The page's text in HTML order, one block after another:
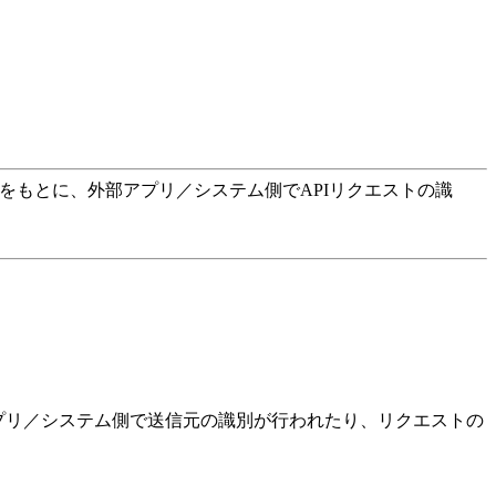
もとに、外部アプリ／システム側でAPIリクエストの識
／システム側で送信元の識別が行われたり、リクエストの